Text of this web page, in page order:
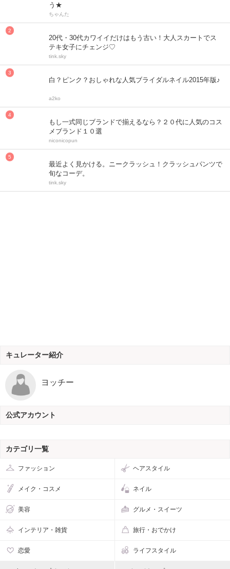
う★
ちゃんた
20代・30代カワイイだけはもう古い！大人スカートでス
テキ女子にチェンジ♡
tink.sky
白？ピンク？おしゃれな人気ブライダルネイル2015年版♪
a2ko
もし一式同じブランドで揃えるなら？２０代に人気のコス
メブランド１０選
niconicopun
最近よく見かける。ニークラッシュ！クラッシュパンツで
旬なコーデ。
tink.sky
キュレーター紹介
ヨッチー
公式アカウント
カテゴリ一覧
ファッション ヘアスタイル
メイク・コスメ ネイル
美容 グルメ・スイーツ
インテリア・雑貨 旅行・おでかけ
恋愛 ライフスタイル